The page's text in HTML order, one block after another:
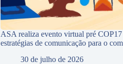
ASA realiza evento virtual pré
estratégias de comunicação para o
30 de julho de 2026